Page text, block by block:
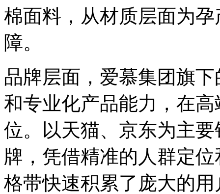
棉面料，从材质层面为
障。
品牌层面，爱慕集团旗
和专业化产品能力，在
位。以天猫、京东为主
牌，凭借精准的人群定
格带快速积累了庞大的